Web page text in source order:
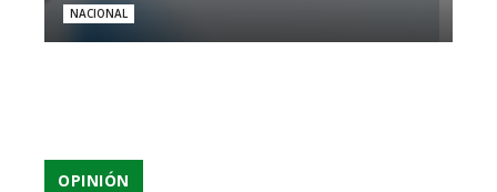
NACIONAL
OPINIÓN